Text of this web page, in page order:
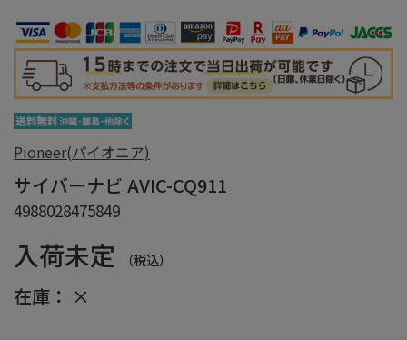
Pioneer(パイオニア)
サイバーナビ AVIC-CQ911
4988028475849
入荷未定 （税込）
在庫： ×